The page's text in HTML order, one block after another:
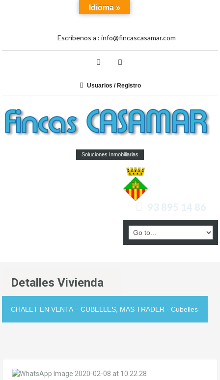
Escríbenos a : info@fincascasamar.com
Usuarios / Registro
Soluciones Inmobiliarias
93 895 14 86
Detalles Vivienda
CHALET EN VENTA – CUBELLES, MAS TRADER - Cubelles
Idioma »